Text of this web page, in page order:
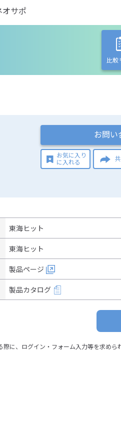
オサポ
比較
お問い
お気に入り
に入れる
東海ヒット
東海ヒット
製品ページ
製品カタログ
に、ログイン・フォーム入力等を求めら